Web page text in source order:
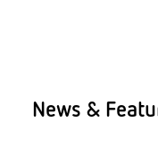
News &